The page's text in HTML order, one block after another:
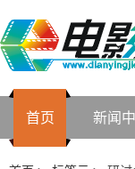
首页 新闻